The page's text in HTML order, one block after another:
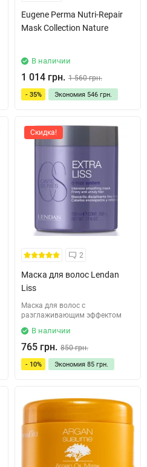
Eugene Perma Nutri-Repair
Mask Collection Nature
В наличии
1 014 грн. 1 560 грн.
- 35% Экономия 546 грн.
Скидка!
2
Маска для волос Lendan
Liss
Маска для волос с
разглаживающим эффектом
В наличии
765 грн. 850 грн.
- 10% Экономия 85 грн.